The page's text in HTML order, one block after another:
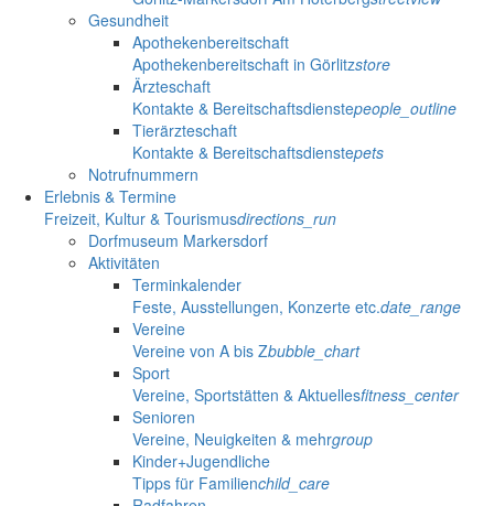
Gesundheit
Apothekenbereitschaft
Apothekenbereitschaft in Görlitzstore
Ärzteschaft
Kontakte & Bereitschaftsdienstepeople_outline
Tierärzteschaft
Kontakte & Bereitschaftsdienstepets
Notrufnummern
Erlebnis & Termine
Freizeit, Kultur & Tourismusdirections_run
Dorfmuseum Markersdorf
Aktivitäten
Terminkalender
Feste, Ausstellungen, Konzerte etc.date_range
Vereine
Vereine von A bis Zbubble_chart
Sport
Vereine, Sportstätten & Aktuellesfitness_center
Senioren
Vereine, Neuigkeiten & mehrgroup
Kinder+Jugendliche
Tipps für Familienchild_care